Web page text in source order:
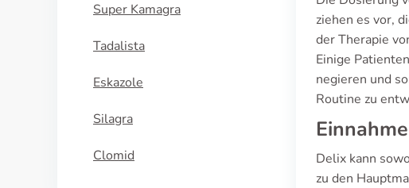
Super Kamagra
Tadalista
Eskazole
Silagra
Clomid
ziehen es vor,
der Therapie
Einige
negieren und
Routine zu
Delix kann
zu den